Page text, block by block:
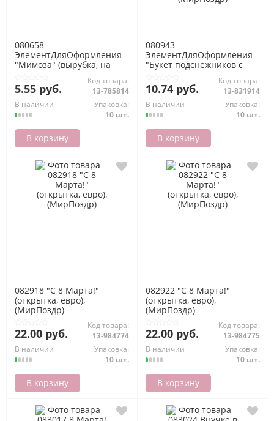
080658
ЭлементДляОформления
"Мимоза" (вырубка, на
5.55 руб.
Код товара:
13-785814
В наличии
Упаковка:
10 шт.
В корзину
080943
ЭлементДляОформления
"Букет подснежников с
скотче), (МирПоздр)
10.74 руб.
Код товара:
13-831914
В наличии
Упаковка:
10 шт.
В корзину
082918 "С 8 Марта!"
(открытка, евро),
(МирПоздр)
22.00 руб.
Код товара:
13-984774
В наличии
Упаковка:
10 шт.
В корзину
082922 "С 8 Марта!"
(открытка, евро),
(МирПоздр)
22.00 руб.
Код товара:
13-984775
В наличии
Упаковка:
10 шт.
В корзину